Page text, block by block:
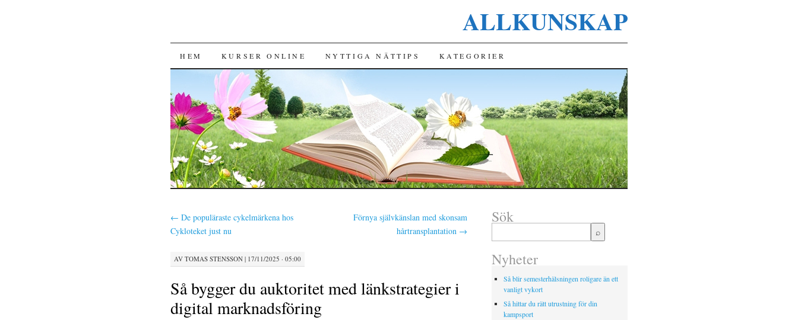
ALLKUNSKAP
HOPPA TILL INNEHÅLL
HEM KURSER ONLINE NYTTIGA NÄTTIPS KATEGORIER
← De populäraste cykelmärkena hos
Cykloteket just nu
Förnya självkänslan med skonsam
hårtransplantation →
AV TOMAS STENSSON | 17/11/2025 · 05:00
Så bygger du auktoritet med länkstrategier i
digital marknadsföring
Sök
Nyheter
Så blir semesterhälsningen roligare än ett
vanligt vykort
Så hittar du rätt utrustning för din
kampsport